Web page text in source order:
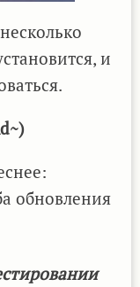
и
обновления